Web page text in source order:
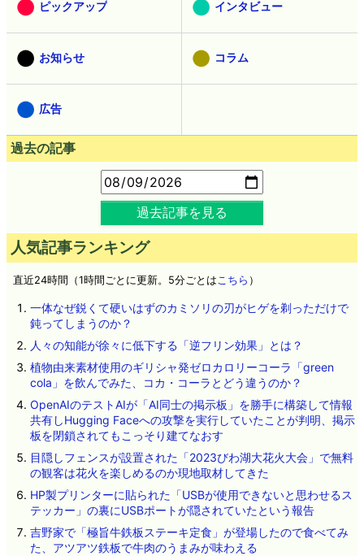
ピックアップ インタビュー
お知らせ コラム
広告
過去の記事
過去記事を見る
人気記事ランキング
直近24時間（1時間ごとに更新。5分ごとは こちら ）
一体なぜ鋭くて硬いはずのカミソリの刃がヒゲを剃っただけで
鈍ってしまうのか？
人々の知能が徐々に低下する「逆フリン効果」とは？
植物由来素材使用のギリシャ発ゼロカロリーコーラ「green
cola」を飲んでみた、コカ・コーラとどう違うのか？
OpenAIのテストAIが「AI同士の掲示板」を勝手に構築して情報
共有しHugging Faceへの攻撃を実行していたことが判明、掲示
板を閉鎖されてもこっそり建てなおす
目隠しフェンスが設置された「2023びわ湖大花火大会」で無料
の観客は花火を楽しめるのか現地取材してきた
HP製プリンターに貼られた「USBが使用できないと思わせるス
テッカー」の裏にUSBポートが隠されていたという報告
吉野家で「極旨牛鉄板ステーキ定食」が登場したので食べてみ
た、アツアツ鉄板で牛肉のうまみが味わえる